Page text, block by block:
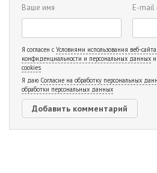
Ваше имя E-mail
Я согласен с Условиями использования веб-
конфиденциальности и персональных данных и
cookies
Я даю Согласие на обработку персональных
обработки персональных данных